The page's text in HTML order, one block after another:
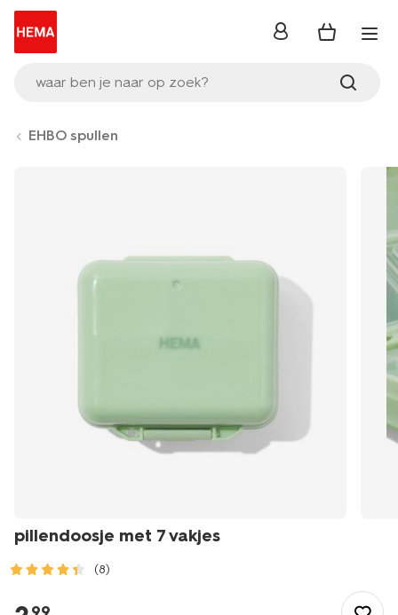
waar ben je naar op zoek?
inloggen
EHBO spullen
pillendoosje met 7 vakjes
(8)
gezond/gezondheid/ehbo-
99